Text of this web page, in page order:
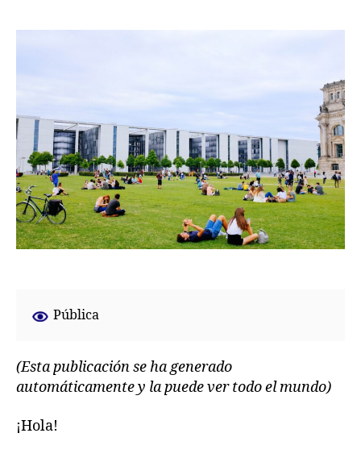
entrada
entrada
Pública
(Esta publicación se ha generado
automáticamente y la puede ver todo el mundo)
¡Hola!